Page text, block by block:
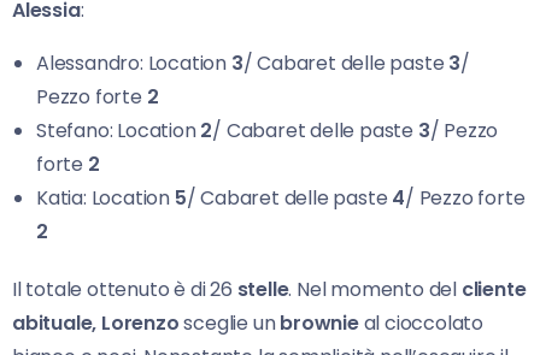
Alessia:
Alessandro: Location 3/ Cabaret delle paste 3/
Pezzo forte 2
Stefano: Location2/ Cabaret delle paste 3/ Pezzo
forte 2
Katia: Location 5/ Cabaret delle paste 4/ Pezzo forte
2
Il totale ottenuto è di 26 stelle. Nel momento del cliente
abituale, Lorenzosceglie unbrownieal cioccolato